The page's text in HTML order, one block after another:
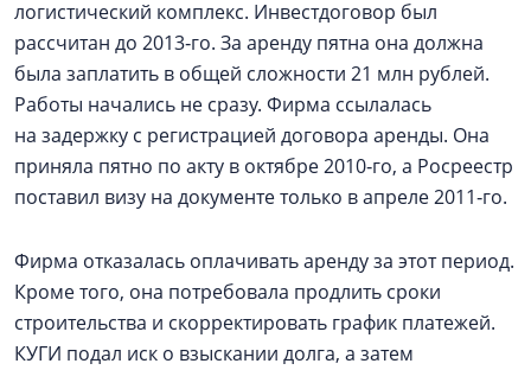
логистический комплекс. Инвестдоговор был
рассчитан до 2013‑го. За аренду пятна она должна
была заплатить в общей сложности 21 млн рублей.
Работы начались не сразу. Фирма ссылалась
на задержку с регистрацией договора аренды. Она
приняла пятно по акту в октябре 2010‑го, а Росреестр
поставил визу на документе только в апреле 2011‑го.
Фирма отказалась оплачивать аренду за этот период.
Кроме того, она потребовала продлить сроки
строительства и скорректировать график платежей.
КУГИ подал иск о взыскании долга, а затем